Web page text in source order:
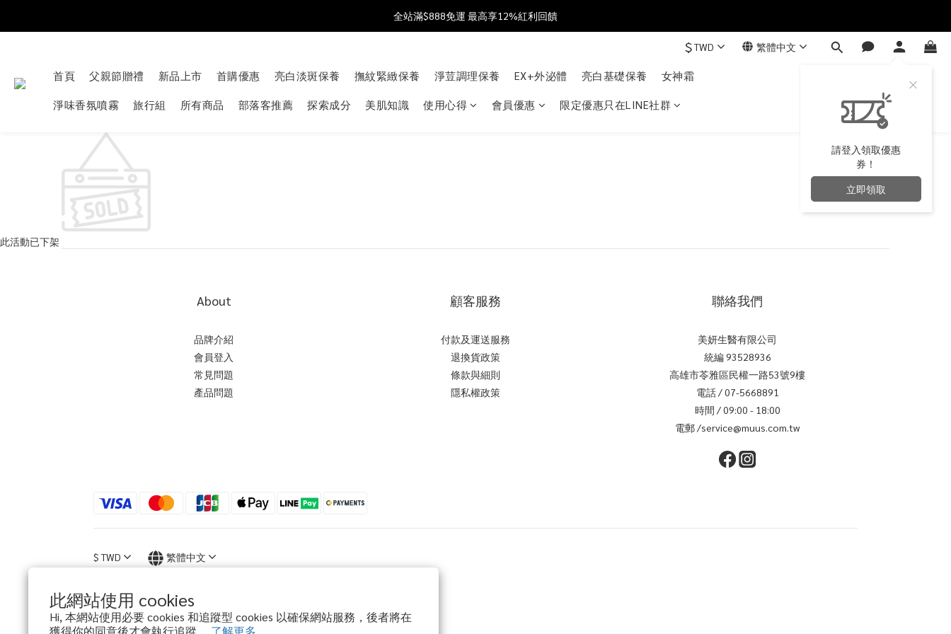
此網站使用 cookies
Hi, 本網站使用必要 cookies 和追蹤型 cookies 以確保網站服務，後者將在
獲得你的同意後才會執行追蹤。 了解更多
加入會員送$100購物金  加入LINE社群享優惠價
全站滿$888免運 最高享12%紅利回饋
加入會員送$100購物金  加入LINE社群享優惠價
$TWD 繁體中文
請登入領取優惠
券！
立即領取
首頁 父親節贈禮 新品上市 首購優惠 亮白淡斑保養 撫紋緊緻保養 淨荳調理保養 EX+外泌體 亮白基礎保養 女神霜
淨味香氛噴霧 旅行組 所有商品 部落客推薦 探索成分 美肌知識 使用心得 會員優惠 限定優惠只在LINE社群
此活動已下架
About
品牌介紹
會員登入
常見問題
產品問題
顧客服務
付款及運送服務
退換貨政策
條款與細則
隱私權政策
聯絡我們
美妍生醫有限公司
統編 93528936
高雄市苓雅區民權一路53號9樓
電話 / 07-5668891
時間 / 09:00 - 18:00
電郵 /service@muus.com.tw
$ TWD 繁體中文